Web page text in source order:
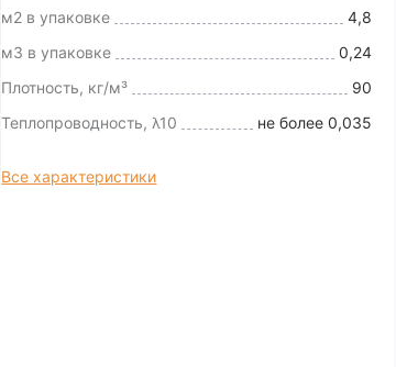
м2 в упаковке
4,8
м3 в упаковке
0,24
Плотность, кг/м³
90
Теплопроводность, λ10
не более 0,035
Все характеристики